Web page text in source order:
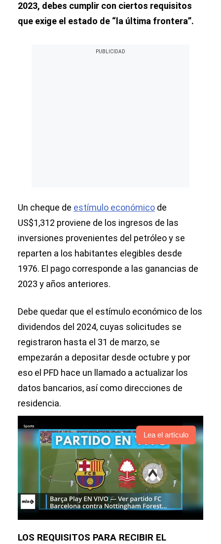
2023, debes cumplir con ciertos requisitos
que exige el estado de “la última frontera”.
Un cheque de estímulo económico de
US$1,312 proviene de los ingresos de las
inversiones provenientes del petróleo y se
reparten a los habitantes elegibles desde
1976. El pago corresponde a las ganancias de
2023 y años anteriores.
Debe quedar que el estímulo económico de los
dividendos del 2024, cuyas solicitudes se
registraron hasta el 31 de marzo, se
empezarán a depositar desde octubre y por
eso el PFD hace un llamado a actualizar los
datos bancarios, así como direcciones de
residencia.
Lea el artículo
LOS REQUISITOS PARA RECIBIR EL